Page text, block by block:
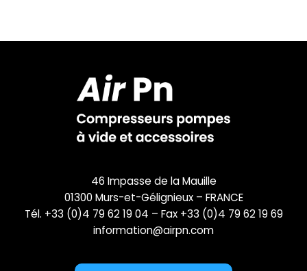
46 Impasse de la Mauille
01300 Murs-et-Gélignieux – FRANCE
Tél. +33 (0)4 79 62 19 04 – Fax +33 (0)4 79 62 19 69
information@airpn.com